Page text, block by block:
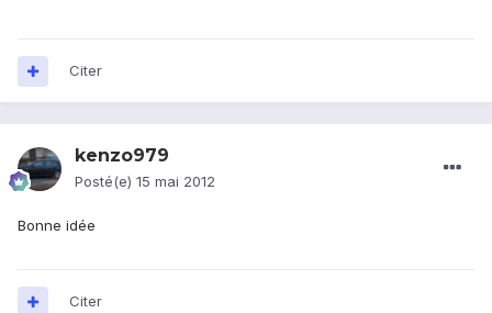
Citer
kenzo979
Posté(e) 15 mai 2012
Bonne idée
Citer